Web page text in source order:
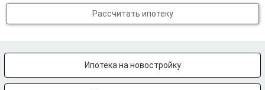
Рассчитать ипотеку
Ипотека на новостройку